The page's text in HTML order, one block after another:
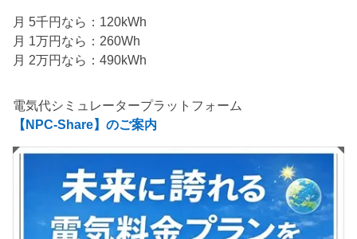
月 5千円なら：120kWh
月 1万円なら：260Wh
月 2万円なら：490kWh
電気代シミュレータープラットフォーム
【NPC-Share】のご案内